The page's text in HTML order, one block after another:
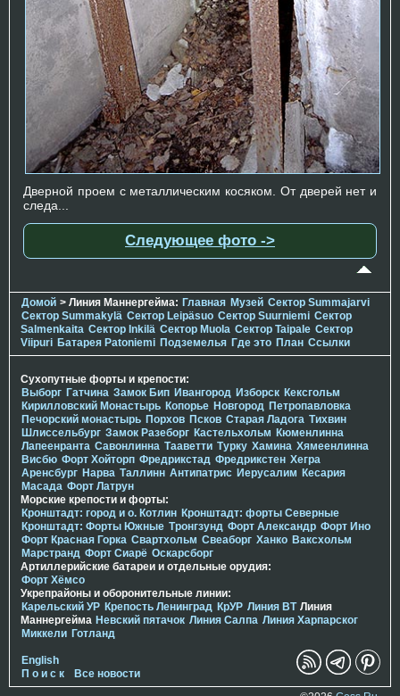
Дверной проем с металлическим косяком. От дверей нет и
следа...
Следующее фото ->
Домой > Линия Маннергейма: Главная Музей Сектор Summajarvi
Сектор Summakylä Сектор Leipäsuo Сектор Suurniemi Сектор
Salmenkaita Сектор Inkilä Сектор Muola Сектор Taipale Сектор
Viipuri Батарея Patoniemi Подземелья Где это План Ссылки
Сухопутные форты и крепости:
Выборг Гатчина Замок Бип Ивангород Изборск Кексгольм
Кирилловский Монастырь Копорье Новгород Петропавловка
Печорcкий монастырь Порхов Псков Старая Ладога Тихвин
Шлиссельбург Замок Разеборг Кастельхольм Кюменлинна
Лапеенранта Савонлинна Тааветти Турку Хамина Хямеенлинна
Висбю Форт Хойторп Фредрикстад Фредрикстен Хегра
Аренсбург Нарва Таллинн Антипатрис Иерусалим Кесария
Масада Форт Латрун
Морские крепости и форты:
Кронштадт: город и о. Котлин Кронштадт: форты Северные
Кронштадт: Форты Южные Тронгзунд Форт Александр Форт Ино
Форт Красная Горка Свартхольм Свеаборг Ханко Ваксхольм
Марстранд Форт Сиарё Оскарсборг
Артиллерийские батареи и отдельные орудия:
Форт Хёмсо
Укрепрайоны и оборонительные линии:
Карельский УР Крепость Ленинград КрУР Линия ВТ Линия
Маннергейма Невский пятачок Линия Салпа Линия Харпарског
Миккели Готланд
English
П о и с к
Все новости